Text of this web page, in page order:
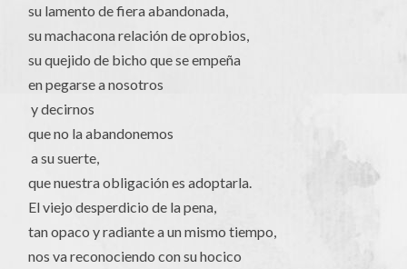
su lamento de fiera abandonada,
su machacona relación de oprobios,
su quejido de bicho que se empeña
en pegarse a nosotros
y decirnos
que no la abandonemos
a su suerte,
que nuestra obligación es adoptarla.
El viejo desperdicio de la pena,
tan opaco y radiante a un mismo tiempo,
nos va reconociendo con su hocico